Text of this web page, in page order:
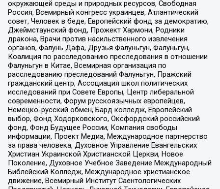
окружающей среды и природных ресурсов, Свободная
Россия, Всемирный конгресс украинцев, Атлантический
совет, Человек в беде, Европейский фонд за демократию,
Джеймстаунский фонд, Прожект Хармони, Родники
дракона, Врачи против насильственного извлечения
органов, Фалунь Дафа, Друзья Фалуньгун, Фалуньгун,
Коалиция по расследованию преследования в отношении
Фалуньгун в Китае, Всемирная организация по
расследованию преследований Фалуньгун, Пражский
гражданский центр, Ассоциация школ политических
исследований при Совете Европы, Центр либеральной
современности, Форум русскоязычных европейцев,
Немецко-русский обмен, Бард колледж, Европейский
выбор, Фонд Ходорковского, Оксфордский российский
фонд, Фонд Будущее России, Компания свободы
информации, Проект Медиа, Международное партнерство
за права человека, Духовное Управление Евангельских
Христиан Украинской Христианской Церкви, Новое
Поколение, Духовное Учебное Заведение Международный
Библейский Колледж, Международное христианское
движение, Всемирный Институт Саентологических